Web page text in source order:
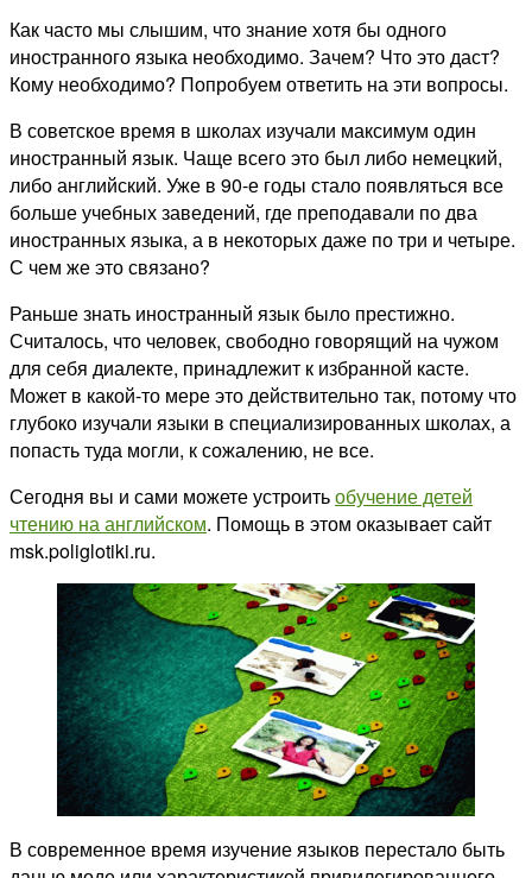
языков
–
пропуск
в
лучшую
жизнь
Как часто мы слышим, что знание хотя бы одного
иностранного языка необходимо. Зачем? Что это даст?
Кому необходимо? Попробуем ответить на эти вопросы.
В советское время в школах изучали максимум один
иностранный язык. Чаще всего это был либо немецкий,
либо английский. Уже в 90-е годы стало появляться все
больше учебных заведений, где преподавали по два
иностранных языка, а в некоторых даже по три и четыре.
С чем же это связано?
Раньше знать иностранный язык было престижно.
Считалось, что человек, свободно говорящий на чужом
для себя диалекте, принадлежит к избранной касте.
Может в какой-то мере это действительно так, потому что
глубоко изучали языки в специализированных школах, а
попасть туда могли, к сожалению, не все.
Сегодня вы и сами можете устроитьобучение детей
чтению на английском. Помощь в этом оказывает сайт
msk.poliglotiki.ru.
В современное время изучение языков перестало быть